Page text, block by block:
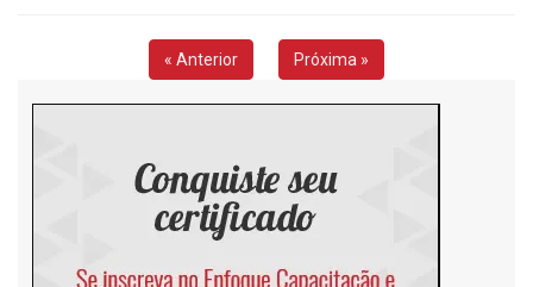
« Anterior Próxima »